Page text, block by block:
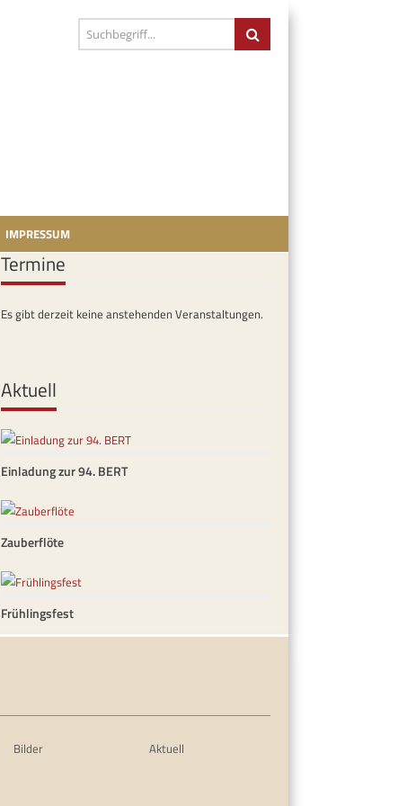
IMPRESSUM
Termine
Es gibt derzeit keine anstehenden Veranstaltungen.
Aktuell
Einladung zur 94. BERT
Zauberflöte
Frühlingsfest
Bilder Aktuell